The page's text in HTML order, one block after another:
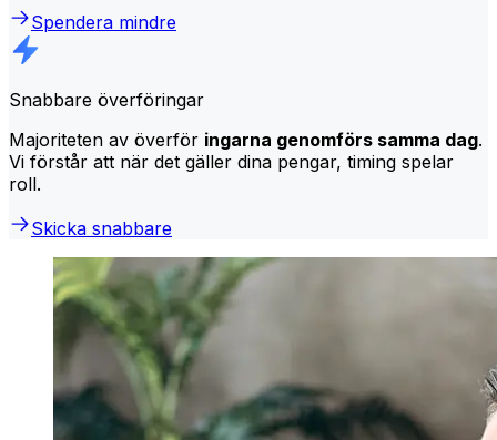
Spendera mindre
Snabbare överföringar
Majoriteten av överför ingarna genomförs samma dag.
Vi förstår att när det gäller dina pengar, timing spelar
roll.
Skicka snabbare